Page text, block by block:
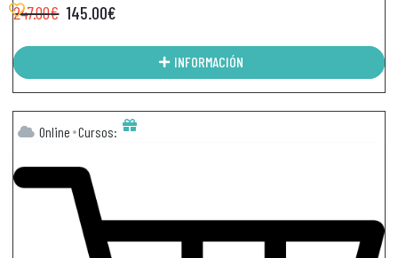
247.00€ 145.00€
INFORMACIÓN
Online Cursos: